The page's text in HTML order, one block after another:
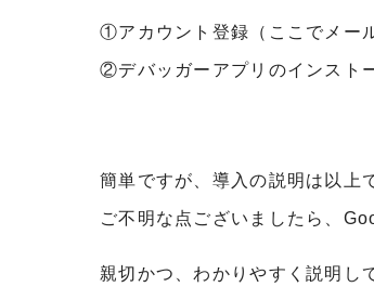
①アカウント登録（ここでメー
②デバッガーアプリのインスト
簡単ですが、導入の説明は以上
ご不明な点ございましたら、
親切かつ、わかりやすく説明し